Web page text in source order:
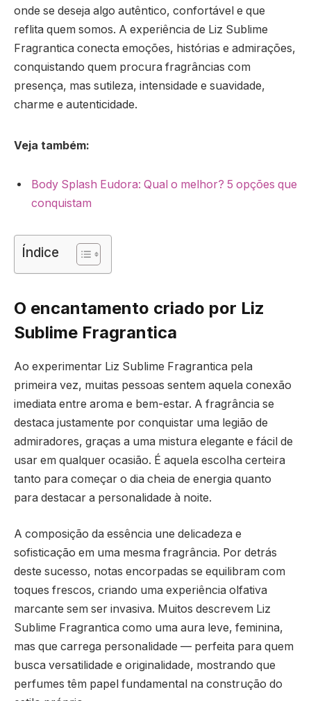
onde se deseja algo autêntico, confortável e que
reflita quem somos. A experiência de Liz Sublime
Fragrantica conecta emoções, histórias e admirações,
conquistando quem procura fragrâncias com
presença, mas sutileza, intensidade e suavidade,
charme e autenticidade.
Veja também:
Body Splash Eudora: Qual o melhor? 5 opções que
conquistam
Índice
O encantamento criado por Liz
Sublime Fragrantica
Ao experimentar Liz Sublime Fragrantica pela
primeira vez, muitas pessoas sentem aquela conexão
imediata entre aroma e bem-estar. A fragrância se
destaca justamente por conquistar uma legião de
admiradores, graças a uma mistura elegante e fácil de
usar em qualquer ocasião. É aquela escolha certeira
tanto para começar o dia cheia de energia quanto
para destacar a personalidade à noite.
A composição da essência une delicadeza e
sofisticação em uma mesma fragrância. Por detrás
deste sucesso, notas encorpadas se equilibram com
toques frescos, criando uma experiência olfativa
marcante sem ser invasiva. Muitos descrevem Liz
Sublime Fragrantica como uma aura leve, feminina,
mas que carrega personalidade — perfeita para quem
busca versatilidade e originalidade, mostrando que
perfumes têm papel fundamental na construção do